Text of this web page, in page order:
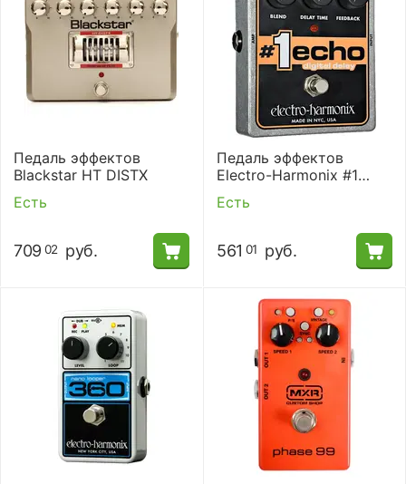
Педаль эффектов
Blackstar HT DISTX
Есть
709 02 руб.
Педаль эффектов
Electro-Harmonix #1
Есть
561 01 руб.